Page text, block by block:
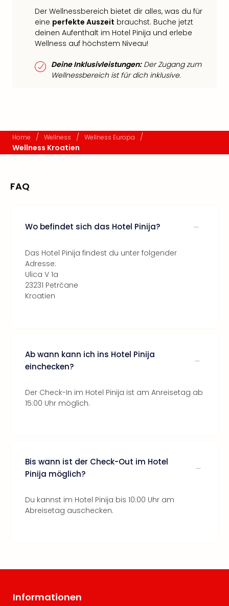
Der Wellnessbereich bietet dir alles, was du für
eine perfekte Auszeit brauchst. Buche jetzt
deinen Aufenthalt im Hotel Pinija und erlebe
Wellness auf höchstem Niveau!
Deine Inklusivleistungen:Der Zugang zum
Wellnessbereich ist für dich inklusive.
Home / Wellness / Wellness Europa
/
Wellness Kroatien
FAQ
Wo befindet sich das Hotel Pinija?
Das Hotel Pinija findest du unter folgender
Adresse:
Ulica V 1a
23231 Petrčane
Kroatien
Ab wann kann ich ins Hotel Pinija
einchecken?
Der Check-In im Hotel Pinija ist am Anreisetag ab
15:00 Uhr möglich.
Bis wann ist der Check-Out im Hotel
Pinija möglich?
Du kannst im Hotel Pinija bis 10:00 Uhr am
Abreisetag auschecken.
Informationen